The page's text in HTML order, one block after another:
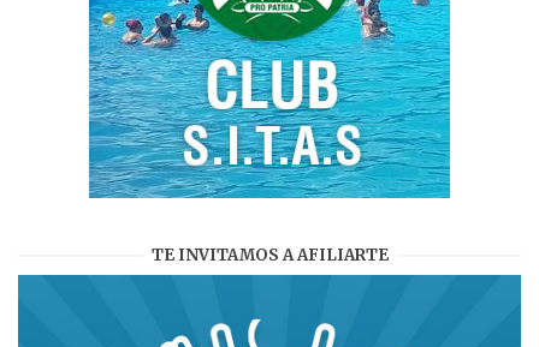
TE INVITAMOS A AFILIARTE